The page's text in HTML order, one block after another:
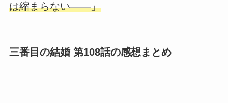
は縮まらない――」
三番目の結婚 第108話の感想まとめ